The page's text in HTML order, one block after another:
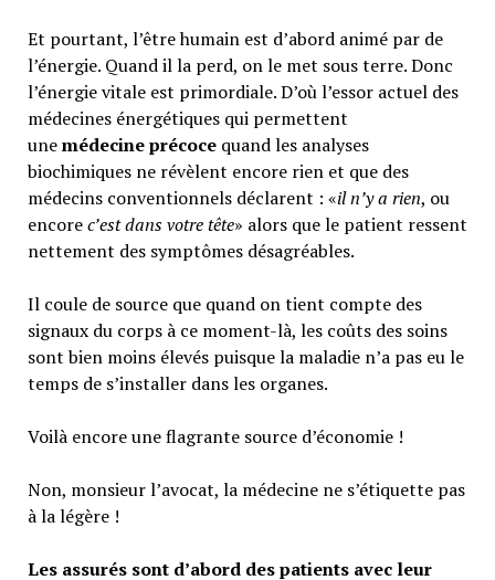
Et pourtant, l’être humain est d’abord animé par de
l’énergie. Quand il la perd, on le met sous terre. Donc
l’énergie vitale est primordiale. D’où l’essor actuel des
médecines énergétiques qui permettent
unemédecine précoce quand les analyses
biochimiques ne révèlent encore rien et que des
médecins conventionnels déclarent : «il n’y a rien, ou
encorec’est dans votre tête» alors que le patient ressent
nettement des symptômes désagréables.
Il coule de source que quand on tient compte des
signaux du corps à ce moment-là, les coûts des soins
sont bien moins élevés puisque la maladie n’a pas eu le
temps de s’installer dans les organes.
Voilà encore une flagrante source d’économie !
Non, monsieur l’avocat, la médecine ne s’étiquette pas
à la légère !
Les assurés sont d’abord des patients avec leur